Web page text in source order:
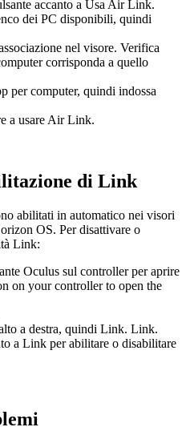
accanto a Usa Air Link.
dei PC disponibili, quindi
nel visore. Verifica
corrisponda a quello
per computer, quindi indossa
a usare Air Link.
di Link
abilitati in automatico nei visori
OS. Per disattivare o
Link:
Oculus sul controller per aprire
on your controller to open the
a destra, quindi Link. Link.
a Link per abilitare o disabilitare